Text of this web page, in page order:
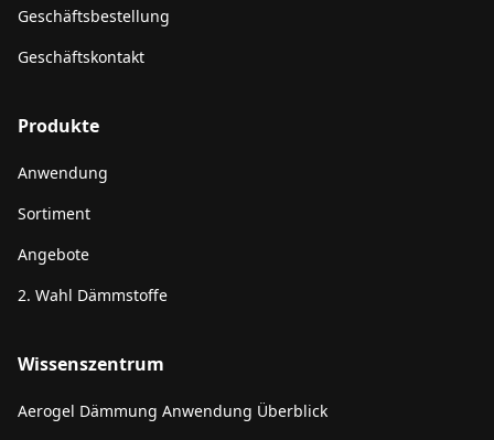
Geschäftsbestellung
Geschäftskontakt
Produkte
Anwendung
Sortiment
Angebote
2. Wahl Dämmstoffe
Wissenszentrum
Aerogel Dämmung Anwendung Überblick